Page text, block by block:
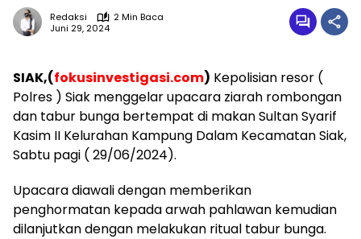
Redaksi
2 Min Baca
Juni 29, 2024
SIAK,(fokusinvestigasi.com) Kepolisian resor (
Polres ) Siak menggelar upacara ziarah rombongan
dan tabur bunga bertempat di makan Sultan Syarif
Kasim II Kelurahan Kampung Dalam Kecamatan Siak,
Sabtu pagi ( 29/06/2024).
Upacara diawali dengan memberikan
penghormatan kepada arwah pahlawan kemudian
dilanjutkan dengan melakukan ritual tabur bunga.